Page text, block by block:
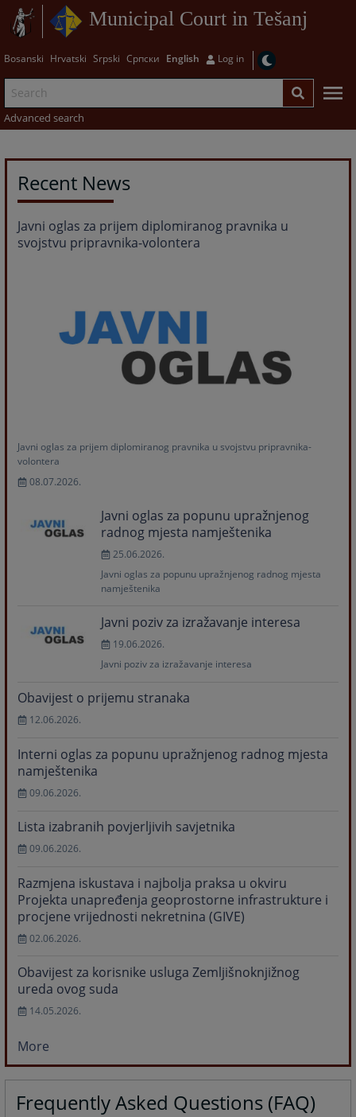
Municipal Court in Tešanj
Bosanski Hrvatski Srpski Српски English Log in
Advanced search
Recent News
Javni oglas za prijem diplomiranog pravnika u
svojstvu pripravnika-volontera
Javni oglas za prijem diplomiranog pravnika u svojstvu pripravnika-
volontera
08.07.2026.
Javni oglas za popunu upražnjenog
radnog mjesta namještenika
25.06.2026.
Javni oglas za popunu upražnjenog radnog mjesta
namještenika
Javni poziv za izražavanje interesa
19.06.2026.
Javni poziv za izražavanje interesa
Obavijest o prijemu stranaka
12.06.2026.
Interni oglas za popunu upražnjenog radnog mjesta
namještenika
09.06.2026.
Lista izabranih povjerljivih savjetnika
09.06.2026.
Razmjena iskustava i najbolja praksa u okviru
Projekta unapređenja geoprostorne infrastrukture i
procjene vrijednosti nekretnina (GIVE)
02.06.2026.
Obavijest za korisnike usluga Zemljišnoknjižnog
ureda ovog suda
14.05.2026.
More
Frequently Asked Questions (FAQ)